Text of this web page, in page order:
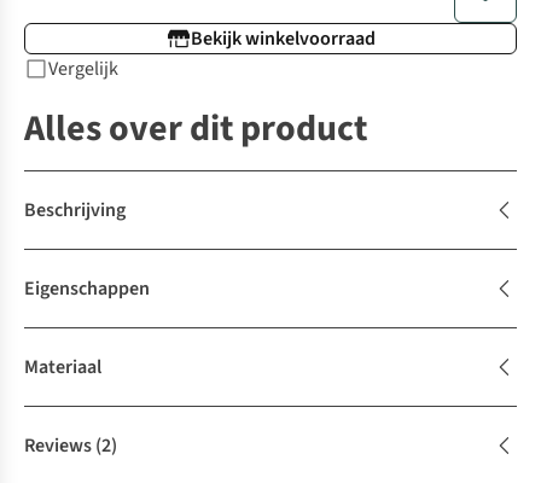
Bekijk winkelvoorraad
Vergelijk
Alles over dit product
Beschrijving
Eigenschappen
Materiaal
Reviews(2)